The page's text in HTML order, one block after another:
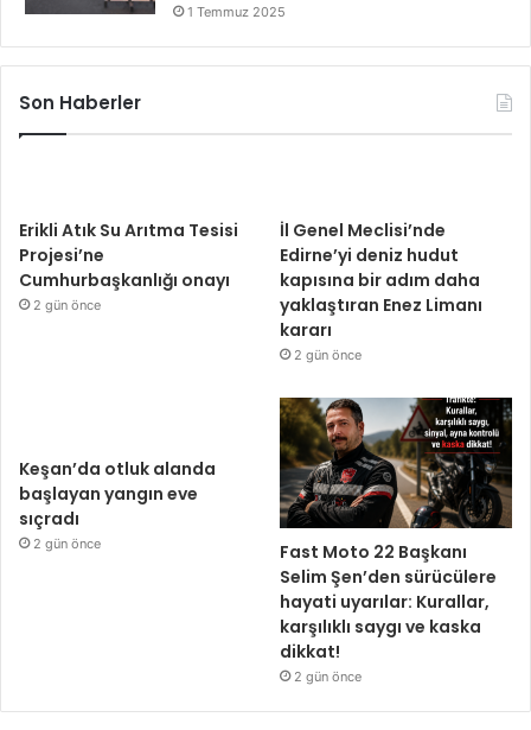
1 Temmuz 2025
Son Haberler
Erikli Atık Su Arıtma Tesisi
Projesi’ne
Cumhurbaşkanlığı onayı
2 gün önce
İl Genel Meclisi’nde
Edirne’yi deniz hudut
kapısına bir adım daha
yaklaştıran Enez Limanı
kararı
2 gün önce
Keşan’da otluk alanda
başlayan yangın eve
sıçradı
2 gün önce
Fast Moto 22 Başkanı
Selim Şen’den sürücülere
hayati uyarılar: Kurallar,
karşılıklı saygı ve kaska
dikkat!
2 gün önce